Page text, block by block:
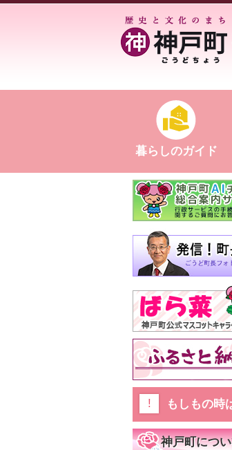
暮らしのガイド
もしもの時
神戸町につ